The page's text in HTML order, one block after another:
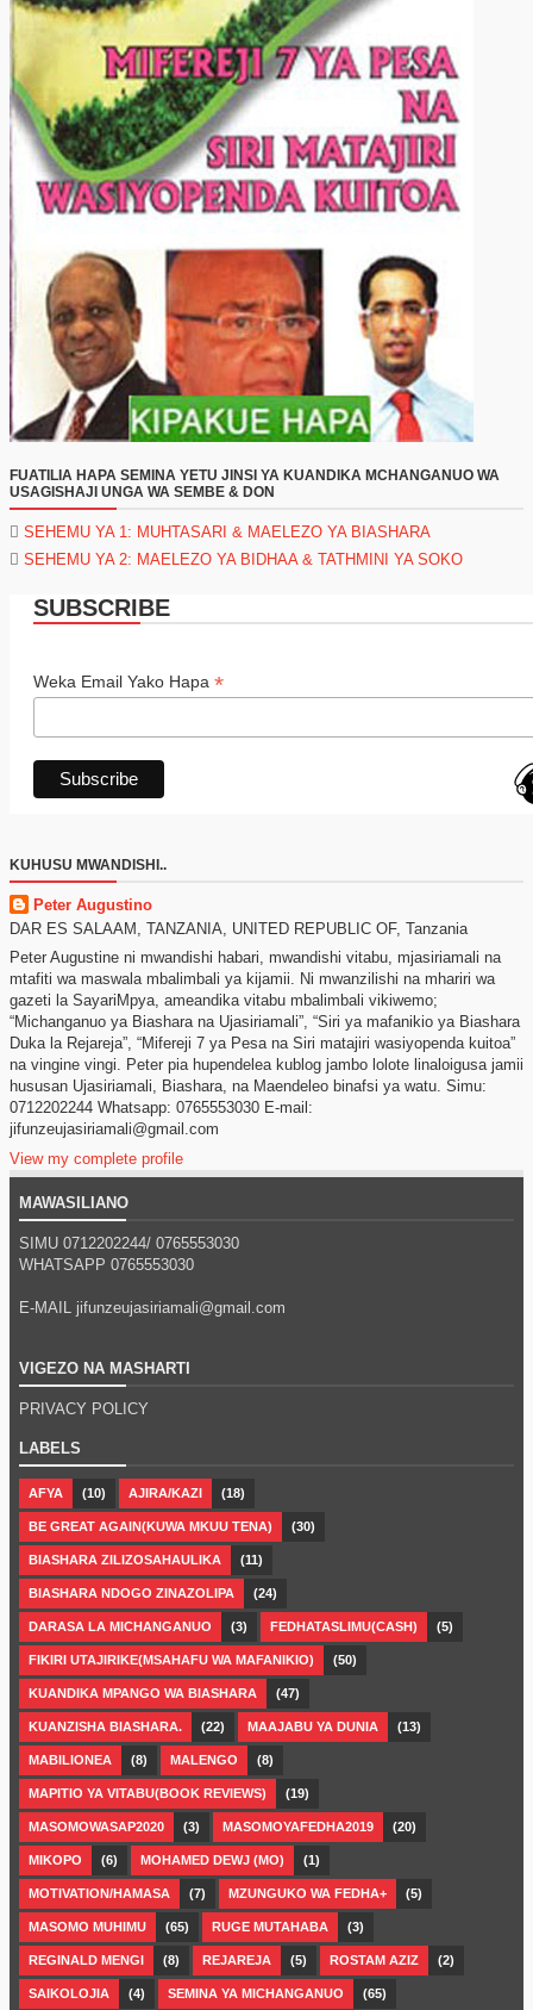
FUATILIA HAPA SEMINA YETU JINSI YA KUANDIKA MCHANGANUO WA
USAGISHAJI UNGA WA SEMBE & DON
SEHEMU YA 1: MUHTASARI & MAELEZO YA BIASHARA
SEHEMU YA 2: MAELEZO YA BIDHAA & TATHMINI YA SOKO
SUBSCRIBE
Weka Email Yako Hapa *
KUHUSU MWANDISHI..
Peter Augustino
DAR ES SALAAM, TANZANIA, UNITED REPUBLIC OF, Tanzania
Peter Augustine ni mwandishi habari, mwandishi vitabu, mjasiriamali na
mtafiti wa maswala mbalimbali ya kijamii. Ni mwanzilishi na mhariri wa
gazeti la SayariMpya, ameandika vitabu mbalimbali vikiwemo;
“Michanganuo ya Biashara na Ujasiriamali”, “Siri ya mafanikio ya Biashara
Duka la Rejareja”, “Mifereji 7 ya Pesa na Siri matajiri wasiyopenda kuitoa”
na vingine vingi. Peter pia hupendelea kublog jambo lolote linaloigusa jamii
hususan Ujasiriamali, Biashara, na Maendeleo binafsi ya watu. Simu:
0712202244 Whatsapp: 0765553030 E-mail:
jifunzeujasiriamali@gmail.com
View my complete profile
MAWASILIANO
SIMU 0712202244/ 0765553030
WHATSAPP 0765553030
E-MAIL jifunzeujasiriamali@gmail.com
VIGEZO NA MASHARTI
PRIVACY POLICY
LABELS
AFYA (10) AJIRA/KAZI (18)
BE GREAT AGAIN(KUWA MKUU TENA) (30)
BIASHARA ZILIZOSAHAULIKA (11)
BIASHARA NDOGO ZINAZOLIPA (24)
DARASA LA MICHANGANUO (3) FEDHATASLIMU(CASH) (5)
FIKIRI UTAJIRIKE(MSAHAFU WA MAFANIKIO) (50)
KUANDIKA MPANGO WA BIASHARA (47)
KUANZISHA BIASHARA. (22) MAAJABU YA DUNIA (13)
MABILIONEA (8) MALENGO (8)
MAPITIO YA VITABU(BOOK REVIEWS) (19)
MASOMOWASAP2020 (3) MASOMOYAFEDHA2019 (20)
MIKOPO (6) MOHAMED DEWJ (MO) (1)
MOTIVATION/HAMASA (7) MZUNGUKO WA FEDHA+ (5)
MASOMO MUHIMU (65) RUGE MUTAHABA (3)
REGINALD MENGI (8) REJAREJA (5) ROSTAM AZIZ (2)
SAIKOLOJIA (4) SEMINA YA MICHANGANUO (65)